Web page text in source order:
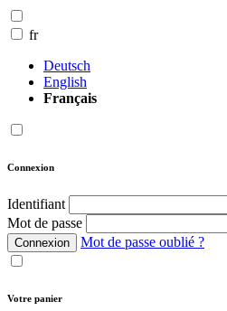
fr
Deutsch
English
Français
Connexion
Identifiant
Mot de passe
Connexion Mot de passe oublié ?
Votre panier